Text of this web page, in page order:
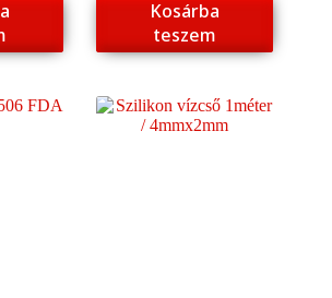
Kosárba
teszem